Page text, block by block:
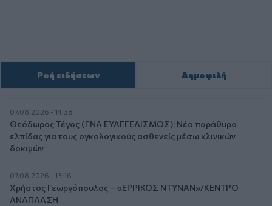
Ροή ειδήσεων Δημοφιλή
07.08.2026 - 14:38
Θεόδωρος Τέγος (ΓΝΑ ΕΥΑΓΓΕΛΙΣΜΟΣ): Νέο παράθυρο
ελπίδας για τους ογκολογικούς ασθενείς μέσω κλινικών
δοκιμών
07.08.2026 - 13:16
Χρήστος Γεωργόπουλος – «ΕΡΡΙΚΟΣ ΝΤΥΝΑΝ»/ΚΕΝΤΡΟ
ΑΝΑΠΛΑΣΗ